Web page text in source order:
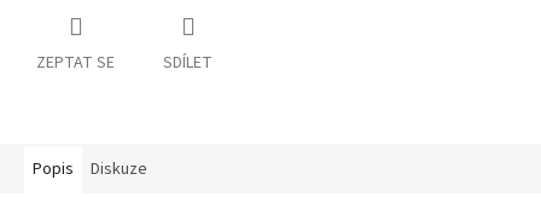
ZEPTAT SE SDÍLET
Popis Diskuze